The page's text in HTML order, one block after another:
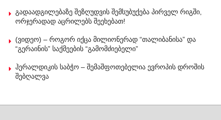
გადაადგილებაზე შეზღუდვის შემსუბუქება პირველ რიგში,
ორჯერადად აცრილებს შეეხებათ!
(ვიდეო) – როგორ იქცა მილიონერად “თალიბანისა” და
“გერაინის” საქმეების “გამომძიებელი”
ჰერალდიკის საბჭო – შემაშფოთებელია ევროპის დროშის
შებღალვა